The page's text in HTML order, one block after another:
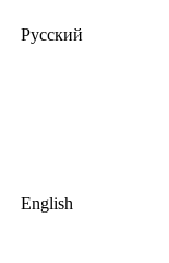
Русский
English